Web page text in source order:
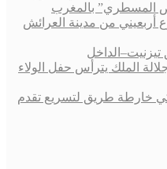
بالمغرب
مدينة العرائش
يترأس حفل الولاء
طريق لتسريع تقدم